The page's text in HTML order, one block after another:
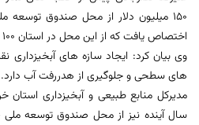
150 میلیون دلار از محل صندوق توسعه
اختصاص یافت که از این محل در استان 100 سازه احداث شد.
وی بیان کرد: ایجاد سازه های
های سطحی و جلوگیری از هدررفت آب دارد.
مدیرکل منابع طبیعی و آبخیزداری استان